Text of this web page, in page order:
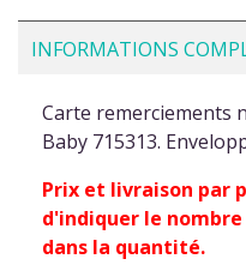
INFORMATIONS
Carte remerciements
Baby 715313.
Prix et livraison par
d'indiquer le
dans la quantité.